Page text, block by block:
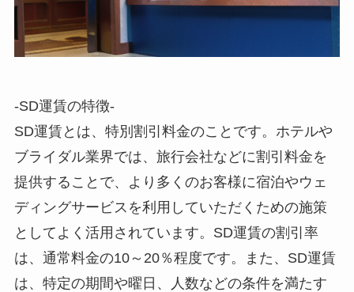
-SD運賃の特徴-
SD運賃とは、特別割引料金のことです。 ホテルや
ブライダル業界では、旅行会社などに割引料金を
提供することで、より多くのお客様に宿泊やウェ
ディングサービスを利用していただくための施策
としてよく活用されています。 SD運賃の割引率
は、通常料金の10～20％程度です。また、SD運賃
は、特定の期間や曜日、人数などの条件を満たす